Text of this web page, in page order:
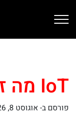
IoT מה זה?
פורסם ב-אוגוסט 8, 2026